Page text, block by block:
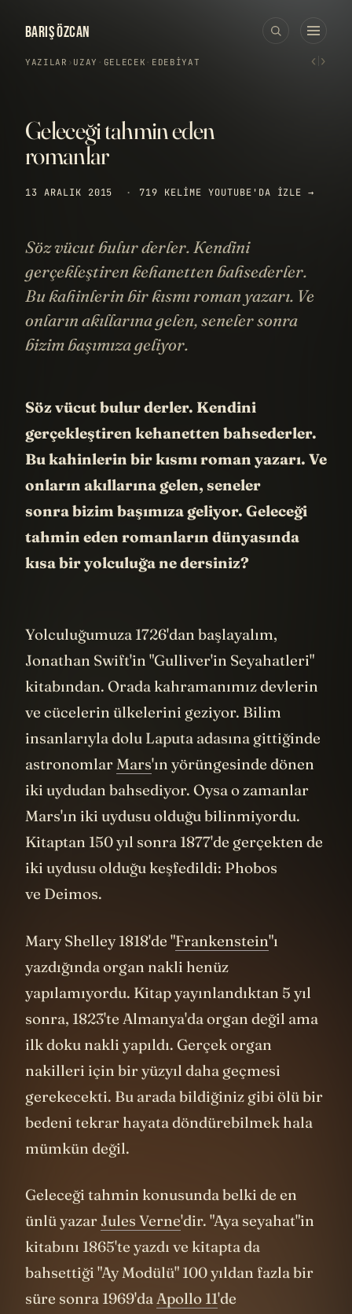
BARIŞ ÖZCAN
YAZILAR › UZAY · GELECEK · EDEBIYAT ‹ ›
Geleceği tahmin eden
romanlar
13 ARALIK 2015 · 719 KELIME YOUTUBE'DA IZLE →
Söz vücut bulur derler. Kendini
gerçekleştiren kehanetten bahsederler.
Bu kahinlerin bir kısmı roman yazarı. Ve
onların akıllarına gelen, seneler sonra
bizim başımıza geliyor.
Söz vücut bulur derler. Kendini
gerçekleştiren kehanetten bahsederler.
Bu kahinlerin bir kısmı roman yazarı. Ve
onların akıllarına gelen, seneler
sonra bizim başımıza geliyor. Geleceği
tahmin eden romanların dünyasında
kısa bir yolculuğa ne dersiniz?
Yolculuğumuza 1726'dan başlayalım,
Jonathan Swift'in "Gulliver'in Seyahatleri"
kitabından. Orada kahramanımız devlerin
ve cücelerin ülkelerini geziyor. Bilim
insanlarıyla dolu Laputa adasına gittiğinde
astronomlarMars'ın yörüngesinde dönen
iki uydudan bahsediyor. Oysa o zamanlar
Mars'ın iki uydusu olduğu bilinmiyordu.
Kitaptan 150 yıl sonra 1877'de gerçekten de
iki uydusu olduğu keşfedildi: Phobos
ve Deimos.
Mary Shelley 1818'de "Frankenstein"ı
yazdığında organ nakli henüz
yapılamıyordu. Kitap yayınlandıktan 5 yıl
sonra, 1823'te Almanya'da organ değil ama
ilk doku nakli yapıldı. Gerçek organ
nakilleri için bir yüzyıl daha geçmesi
gerekecekti. Bu arada bildiğiniz gibi ölü bir
bedeni tekrar hayata döndürebilmek hala
mümkün değil.
Geleceği tahmin konusunda belki de en
ünlü yazar Jules Verne'dir. "Aya seyahat"in
kitabını 1865'te yazdı ve kitapta da
bahsettiği "Ay Modülü" 100 yıldan fazla bir
süre sonra 1969'daApollo 11'de